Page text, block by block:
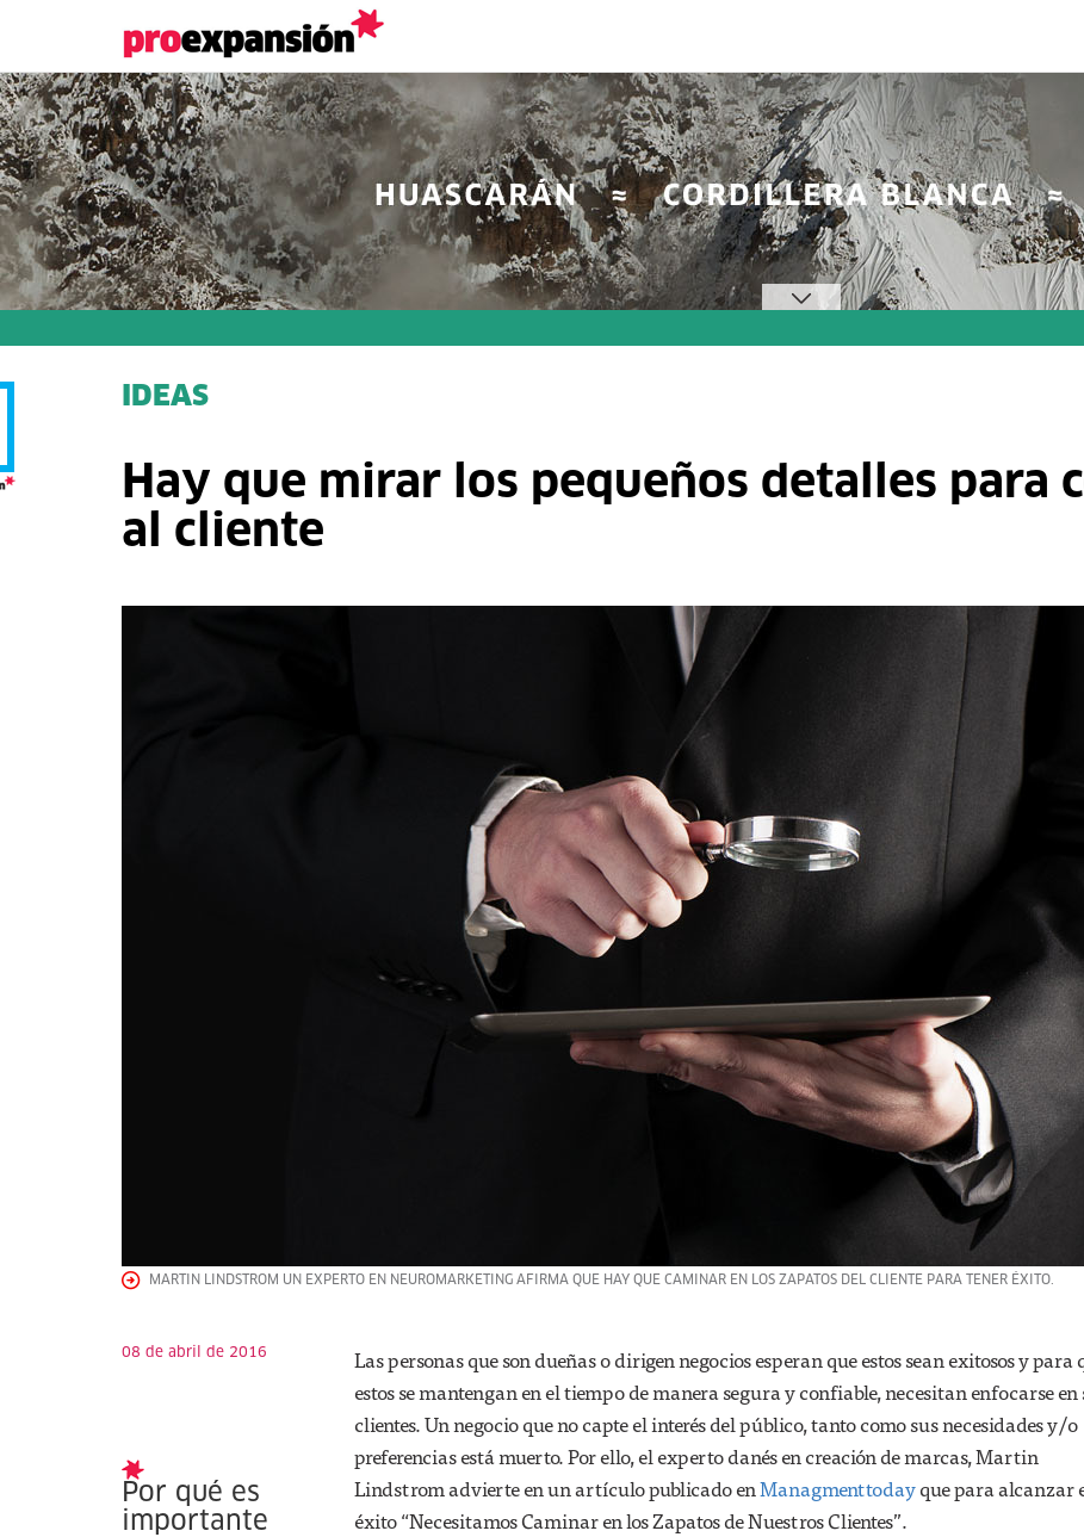
IDEAS
Hay que mirar los pequeños detalles para
al cliente
MARTIN LINDSTROM UN EXPERTO EN NEUROMARKETING AFIRMA QUE HAY QUE CAMINAR EN LOS ZAPATOS DEL CLIENTE PARA TENER ÉXITO.
08 de abril de 2016
Por qué es
importante
Las personas que son dueñas o dirigen negocios esperan que estos sean exitosos y para
estos se mantengan en el tiempo de manera segura y confiable, necesitan enfocarse en
clientes. Un negocio que no capte el interés del público, tanto como sus necesidades y/o
preferencias está muerto. Por ello, el experto danés en creación de marcas, Martin
Lindstrom advierte en un artículo publicado enManagmenttodayque para alcanzar
éxito “Necesitamos Caminar en los Zapatos de Nuestros Clientes”.